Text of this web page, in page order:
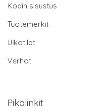
Kodin sisustus
Tuotemerkit
Ulkotilat
Verhot
Pikalinkit